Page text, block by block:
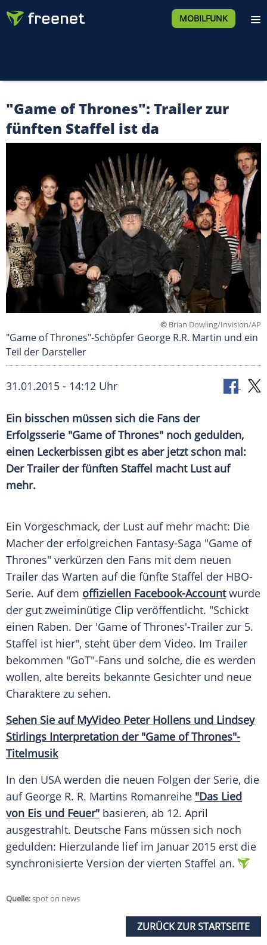
MOBILFUNK
"Game of Thrones": Trailer zur
fünften Staffel ist da
© Brian Dowling/Invision/AP
"Game of Thrones"-Schöpfer George R.R. Martin und ein
Teil der Darsteller
31.01.2015 - 14:12 Uhr
Ein bisschen müssen sich die Fans der
Erfolgsserie "Game of Thrones" noch gedulden,
einen Leckerbissen gibt es aber jetzt schon mal:
Der Trailer der fünften Staffel macht Lust auf
mehr.
Ein Vorgeschmack, der Lust auf mehr macht: Die
Macher der erfolgreichen Fantasy-Saga "Game of
Thrones" verkürzen den Fans mit dem neuen
Trailer das Warten auf die fünfte Staffel der HBO-
Serie. Auf dem offiziellen Facebook-Accountwurde
der gut zweiminütige Clip veröffentlicht. "Schickt
einen Raben. Der 'Game of Thrones'-Trailer zur 5.
Staffel ist hier", steht über dem Video. Im Trailer
bekommen "GoT"-Fans und solche, die es werden
wollen, alte bereits bekannte Gesichter und neue
Charaktere zu sehen.
Sehen Sie aufMyVideo Peter Hollens und Lindsey
Stirlings Interpretation der "Game of Thrones"-
Titelmusik
In den USAwerden die neuen Folgen der Serie, die
auf George R. R. Martins Romanreihe "Das Lied
von Eis und Feuer" basieren, ab 12. April
ausgestrahlt. Deutsche Fans müssen sich noch
gedulden: Hierzulande lief im Januar 2015 erst die
synchronisierte Version der vierten Staffel an.
Quelle:spot on news
ZURÜCK ZUR STARTSEITE